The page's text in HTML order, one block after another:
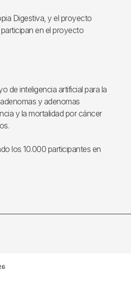
Digestiva, y el proyecto
en el proyecto
de inteligencia artificial para la
y adenomas
y la mortalidad por cáncer
los 10.000 participantes en